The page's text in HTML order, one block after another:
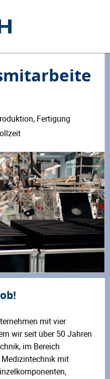
Fertigung
mit vier
wir seit über 50 Jahren
im Bereich
mit